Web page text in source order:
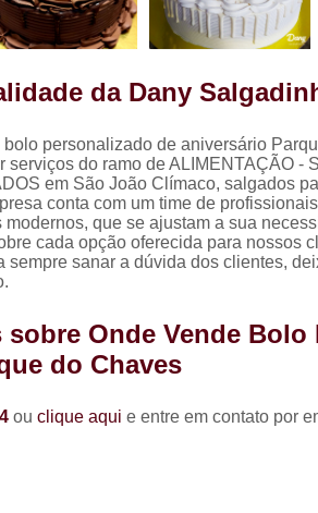
da Dany
personalizado de aniversário
do ramo de ALIMENTAÇÃO -
em São João Clímaco, salgados
conta com um time de
que se ajustam a sua
cada opção oferecida para nossos
sempre sanar a dúvida dos clientes,
sobre Onde Vende
do Chaves
ou clique aqui e entre em contato por